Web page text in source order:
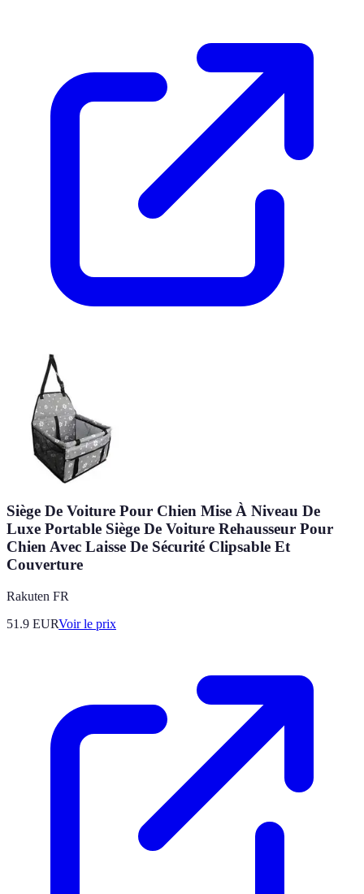
Siège De Voiture Pour Chien Mise À Niveau De
Luxe Portable Siège De Voiture Rehausseur Pour
Chien Avec Laisse De Sécurité Clipsable Et
Couverture
Rakuten FR
51.9 EURVoir le prix